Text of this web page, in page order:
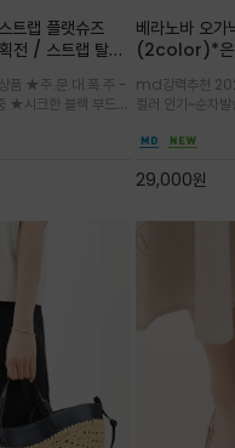
트랩 플랫슈즈
/ 스트랩 탈착
은하게 반짝이는
크리스탈 디테일을 더한 플랫슈즈
품 ★주.문.대.폭.주 -
★시크한 블랙 부드러
데일리 만능 아이템 /
베라노바 오가
(2color)*은
코백
md강력추천
컬러 인기~순차
고급스럽게 내추
해져 완성
29,000원